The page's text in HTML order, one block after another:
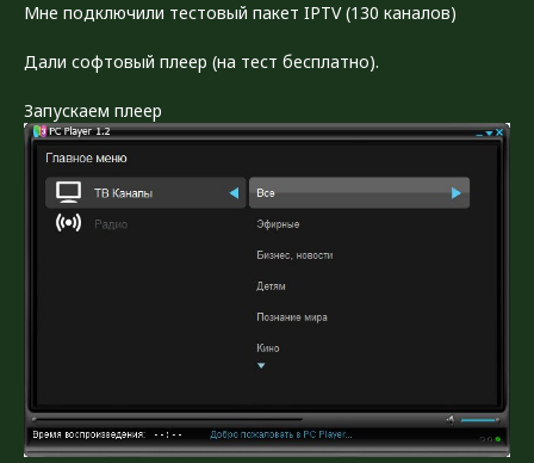
Мне подключили тестовый пакет IPTV (130 каналов)
Дали софтовый плеер (на тест бесплатно).
Запускаем плеер